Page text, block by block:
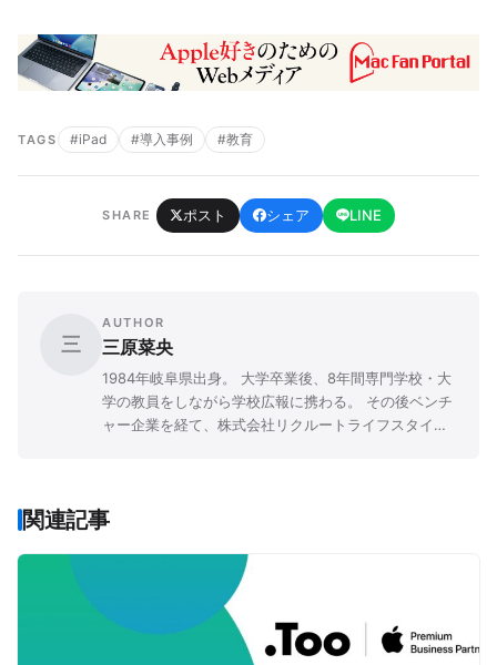
TAGS #iPad #導入事例 #教育
SHARE ポスト シェア LINE
三
AUTHOR
三原菜央
1984年岐阜県出身。 大学卒業後、8年間専門学校・大
学の教員をしながら学校広報に携わる。 その後ベンチ
ャー企業を経て、株式会社リクルートライフスタイル
関連記事